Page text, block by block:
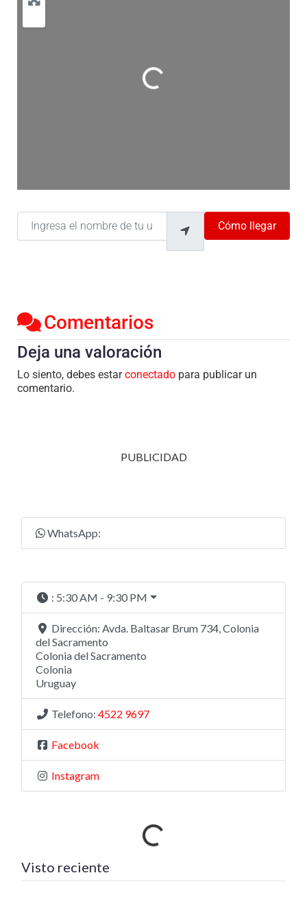
Cargando…
Ingresa el nombre de tu ubicación
Cómo llegar
Comentarios
Deja una valoración
Lo siento, debes estarconectado para publicar un
comentario.
PUBLICIDAD
WhatsApp:
: 5:30 AM - 9:30 PM
Dirección: Avda. Baltasar Brum 734, Colonia
del Sacramento
Colonia del Sacramento
Colonia
Uruguay
Telefono: 4522 9697
Facebook
Instagram
Visto reciente Cargando…